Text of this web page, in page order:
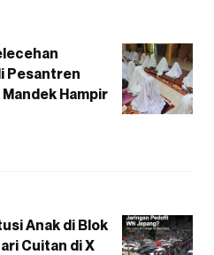
Pesantren
Hampir
Anak di Blok
Cuitan di X